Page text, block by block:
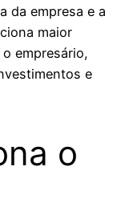
da empresa e a
maior
empresário,
e
o